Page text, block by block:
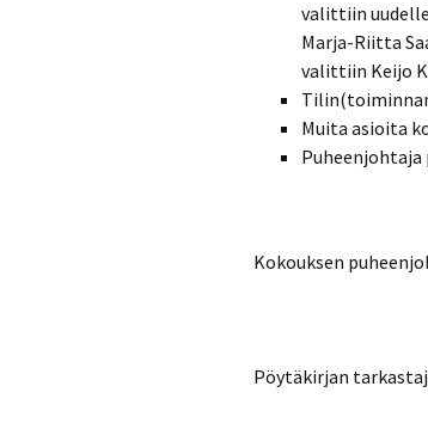
valittiin
Marja-Riitta
valittiin Keijo
Muita asioita
Kokouksen
Pöytäkirjan